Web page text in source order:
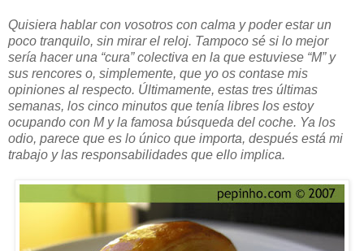
Quisiera hablar con vosotros con calma y poder estar un
poco tranquilo, sin mirar el reloj. Tampoco sé si lo mejor
sería hacer una “cura” colectiva en la que estuviese “M” y
sus rencores o, simplemente, que yo os contase mis
opiniones al respecto. Últimamente, estas tres últimas
semanas, los cinco minutos que tenía libres los estoy
ocupando con M y la famosa búsqueda del coche. Ya los
odio, parece que es lo único que importa, después está mi
trabajo y las responsabilidades que ello implica.